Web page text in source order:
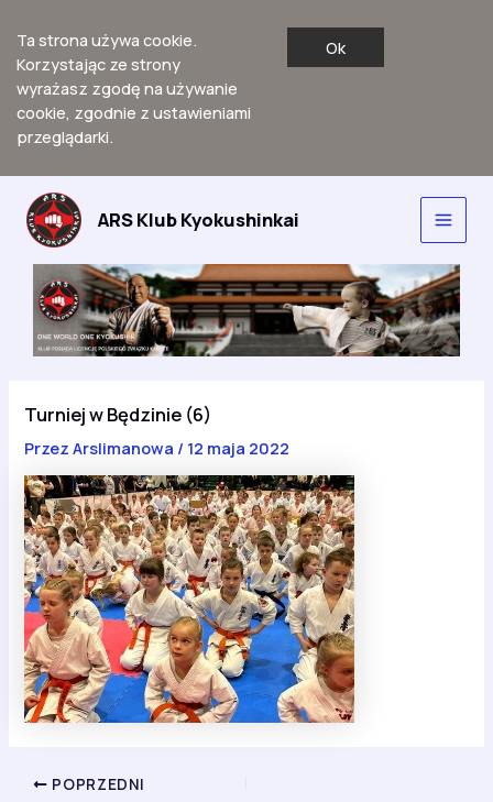
Ta strona używa cookie.
Korzystając ze strony
wyrażasz zgodę na używanie
cookie, zgodnie z ustawieniami
przeglądarki.
Ok
Przejdź
treści
ARS Klub Kyokushinkai
Main
Turniej w Będzinie (6)
PrzezArslimanowa / 12 maja 2022
POPRZEDNI